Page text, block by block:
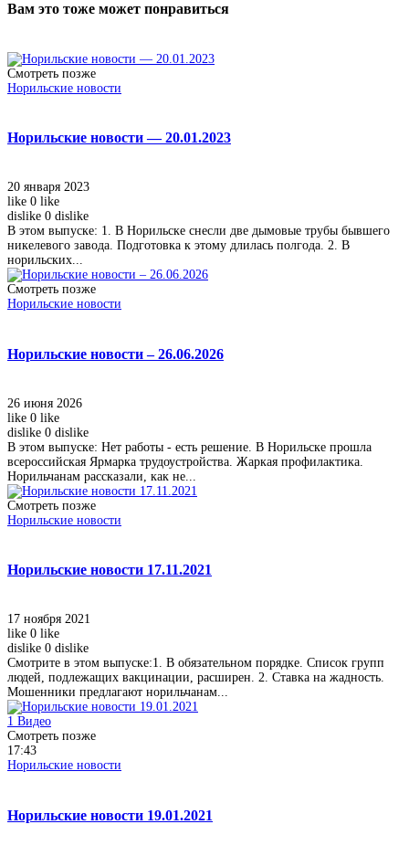
Вам это тоже может понравиться
Смотреть позже
Норильские новости
Норильские новости — 20.01.2023
20 января 2023
like 0 like
dislike 0 dislike
В этом выпуске: 1. В Норильске снесли две дымовые трубы бывшего
никелевого завода. Подготовка к этому длилась полгода. 2. В
норильских...
Смотреть позже
Норильские новости
Норильские новости – 26.06.2026
26 июня 2026
like 0 like
dislike 0 dislike
В этом выпуске: Нет работы - есть решение. В Норильске прошла
всероссийская Ярмарка трудоустройства. Жаркая профилактика.
Норильчанам рассказали, как не...
Смотреть позже
Норильские новости
Норильские новости 17.11.2021
17 ноября 2021
like 0 like
dislike 0 dislike
Смотрите в этом выпуске:1. В обязательном порядке. Список групп
людей, подлежащих вакцинации, расширен. 2. Ставка на жадность.
Мошенники предлагают норильчанам...
1 Видео
Смотреть позже
17:43
Норильские новости
Норильские новости 19.01.2021